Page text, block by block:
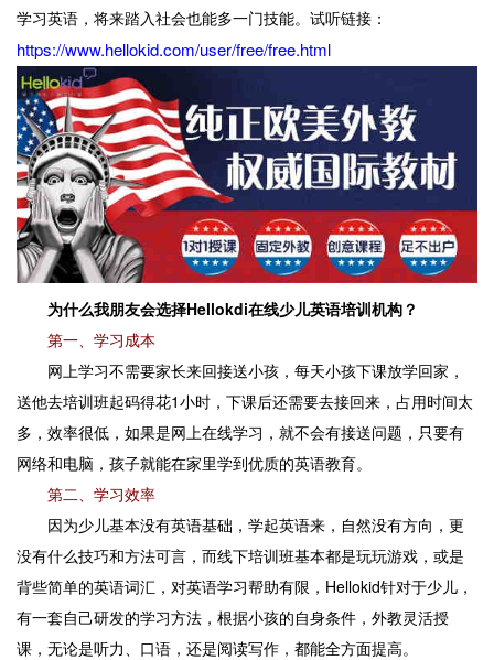
学习英语，将来踏入社会也能多一门技能。试听链接：
https://www.hellokid.com/user/free/free.html
为什么我朋友会选择Hellokdi在线少儿英语培训机构？
第一、学习成本
网上学习不需要家长来回接送小孩，每天小孩下课放学回家，
送他去培训班起码得花1小时，下课后还需要去接回来，占用时间太
多，效率很低，如果是网上在线学习，就不会有接送问题，只要有
网络和电脑，孩子就能在家里学到优质的英语教育。
第二、学习效率
因为少儿基本没有英语基础，学起英语来，自然没有方向，更
没有什么技巧和方法可言，而线下培训班基本都是玩玩游戏，或是
背些简单的英语词汇，对英语学习帮助有限，Hellokid针对于少儿，
有一套自己研发的学习方法，根据小孩的自身条件，外教灵活授
课，无论是听力、口语，还是阅读写作，都能全方面提高。